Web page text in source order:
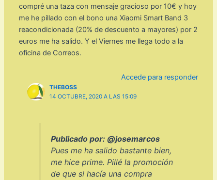
compré una taza con mensaje gracioso por 10€ y hoy
me he pillado con el bono una Xiaomi Smart Band 3
reacondicionada (20% de descuento a mayores) por 2
euros me ha salido. Y el Viernes me llega todo a la
oficina de Correos.
Accede para responder
THEBOSS
14 OCTUBRE, 2020 A LAS 15:09
Publicado por: @josemarcos
Pues me ha salido bastante bien,
me hice prime. Pillé la promoción
de que si hacía una compra